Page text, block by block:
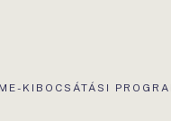
KIBOCSÁTÁSI